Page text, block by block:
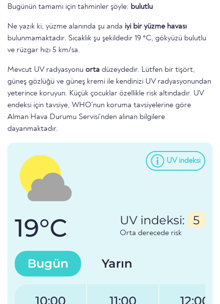
Bugünün tamamı için tahminler şöyle: bulutlu
Ne yazık ki, yüzme alanında şu anda iyi bir yüzme havası
bulunmamaktadır. Sıcaklık şu şekildedir 19 °C, gökyüzü bulutlu
ve rüzgar hızı 5 km/sa.
Mevcut UV radyasyonu orta düzeydedir. Lütfen bir tişört,
güneş gözlüğü ve güneş kremi ile kendinizi UV radyasyonundan
yeterince koruyun. Küçük çocuklar özellikle risk altındadır. UV
endeksi için tavsiye, WHO'nun koruma tavsiyelerine göre
Alman Hava Durumu Servisi'nden alınan bilgilere
dayanmaktadır.
UV indeksi
19°C UV indeksi: 5
Orta derecede risk
Bugün Yarın
10:00 11:00 12:00